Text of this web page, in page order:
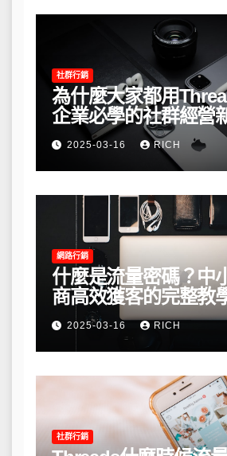
社群行銷
為什麼大家都用
企業必學的社群經營
2025-03-16 RICH
網路行銷
什麼是流量密碼？中
商高效獲客的完整教
2025-03-16 RICH
社群行銷